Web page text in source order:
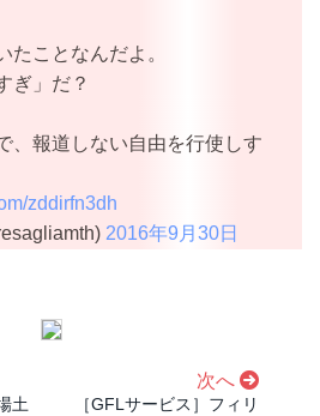
たことなんだよ。
ぎ」だ？
、報道しない自由を行使しす
zddirfn3dh
2016年9月30日
土
次へ
［GFLサービス］フィリ